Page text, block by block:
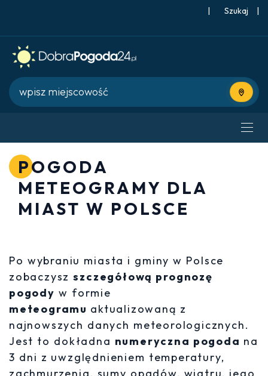
| |
Użyj
POGODA
METEOGRAMY DLA
MIAST W POLSCE
Po wybraniu miasta i gminy w Polsce
zobaczyszszczegółową prognozę
pogody w formie
meteogramu aktualizowaną z
najnowszych danych meteorologicznych.
Jest to dokładna numeryczna pogoda na
3 dni z uwzględnieniem temperatury,